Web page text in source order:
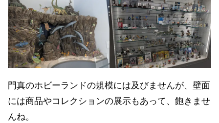
門真のホビーランドの規模には及びませんが、壁面
には商品やコレクションの展示もあって、飽きませ
んね。